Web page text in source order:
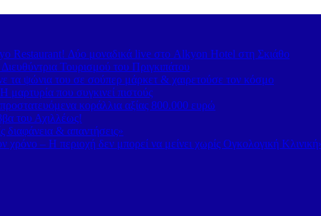
Restaurant! Δύο μοναδικά live στο Alkyon Hotel στη Σκιάθο
Τουρισμού του Πριγκιπάτου
ψώνια του σε σούπερ μάρκετ & χαιρετούσε τον κόσμο
που συγκινεί πιστούς
κοράλλια αξίας 800.000 ευρώ
του Αχιλλέως!
& απαντήσεις»
– Η περιοχή δεν μπορεί να μείνει χωρίς Ογκολογική